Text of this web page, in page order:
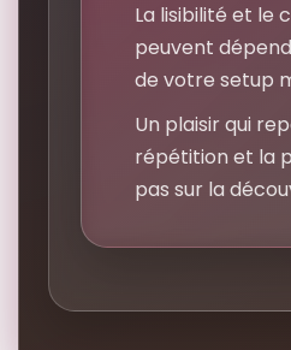
La lisibilité et le
peuvent
de votre setup
Un plaisir qui
répétition et la
pas sur la